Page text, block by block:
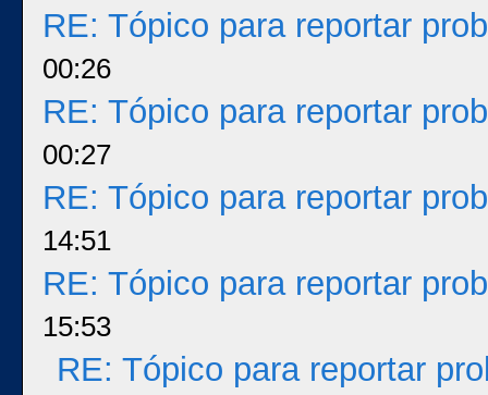
RE: Tópico para reportar
00:26
RE: Tópico para reportar
00:27
RE: Tópico para reportar
14:51
RE: Tópico para reportar
15:53
RE: Tópico para reportar